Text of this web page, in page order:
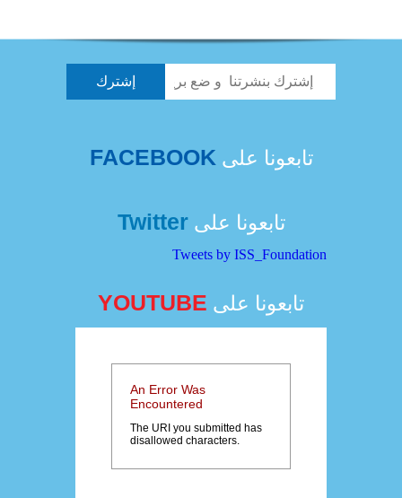
تابعونا على FACEBOOK
تابعونا علىTwitter
Tweets by ISS_Foundation
تابعونا على YOUTUBE